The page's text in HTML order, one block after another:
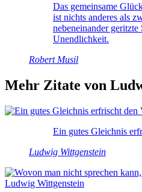
Das gemeinsame
ist nichts anderes als
nebeneinander
Unendlichkeit.
Robert Musil
Mehr Zitate von
Ein gutes Gleichnis
Ludwig Wittgenstein